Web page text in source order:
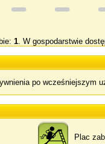
1 . W gospodarstwie
po wcześniejszym
Plac